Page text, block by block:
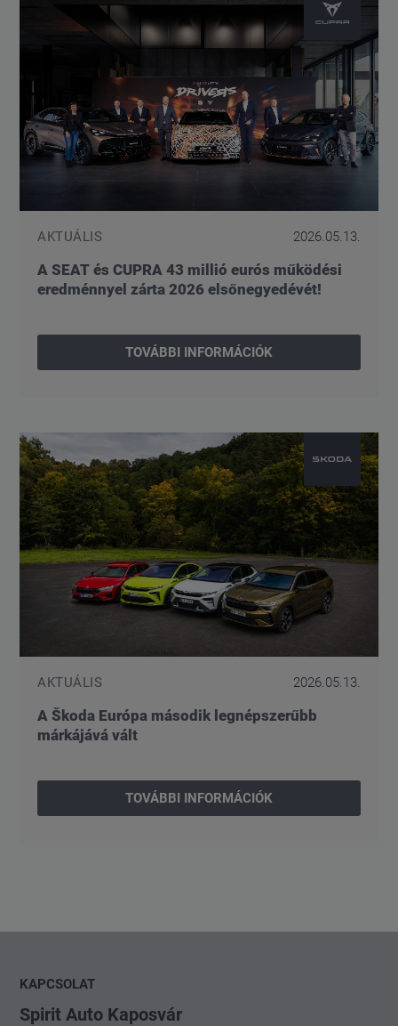
AKTUÁLIS 2026.05.13.
A SEAT és CUPRA 43 millió eurós működési
eredménnyel zárta 2026 elsőnegyedévét!
TOVÁBBI INFORMÁCIÓK
AKTUÁLIS 2026.05.13.
A Škoda Európa második legnépszerűbb
márkájává vált
TOVÁBBI INFORMÁCIÓK
KAPCSOLAT
Spirit Auto Kaposvár